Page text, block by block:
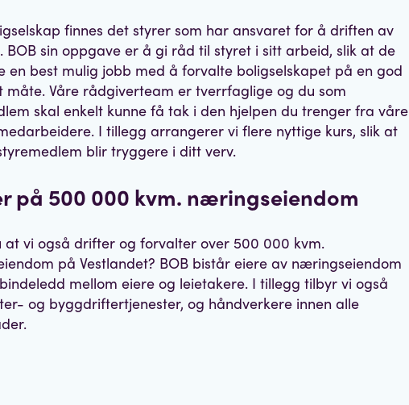
finnes det styrer som har ansvaret for å driften av
BOB sin oppgave er å gi råd til styret i sitt arbeid, slik at de
en best mulig jobb med å forvalte boligselskapet på en god
måte. Våre rådgiverteam er tverrfaglige og du som
skal enkelt kunne få tak i den hjelpen du trenger fra våre
I tillegg arrangerer vi flere nyttige kurs, slik at
blir tryggere i ditt verv.
på 500 000 kvm. næringseiendom
at vi også drifter og forvalter over 500 000 kvm.
på Vestlandet? BOB bistår eiere av næringseiendom
mellom eiere og leietakere. I tillegg tilbyr vi også
og byggdriftertjenester, og håndverkere innen alle